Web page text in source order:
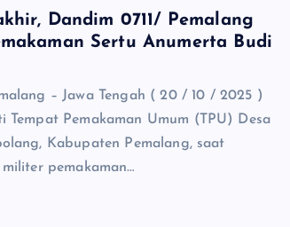
Dandim 0711/ Pemalang
Sertu Anumerta Budi
– Jawa Tengah ( 20 / 10 / 2025 )
Tempat Pemakaman Umum (TPU) Desa
Kabupaten Pemalang, saat
pemakaman…